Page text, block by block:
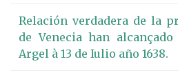
Relación verdadera de la
de Venecia han
Argel à 13 de Iulio año 1638.